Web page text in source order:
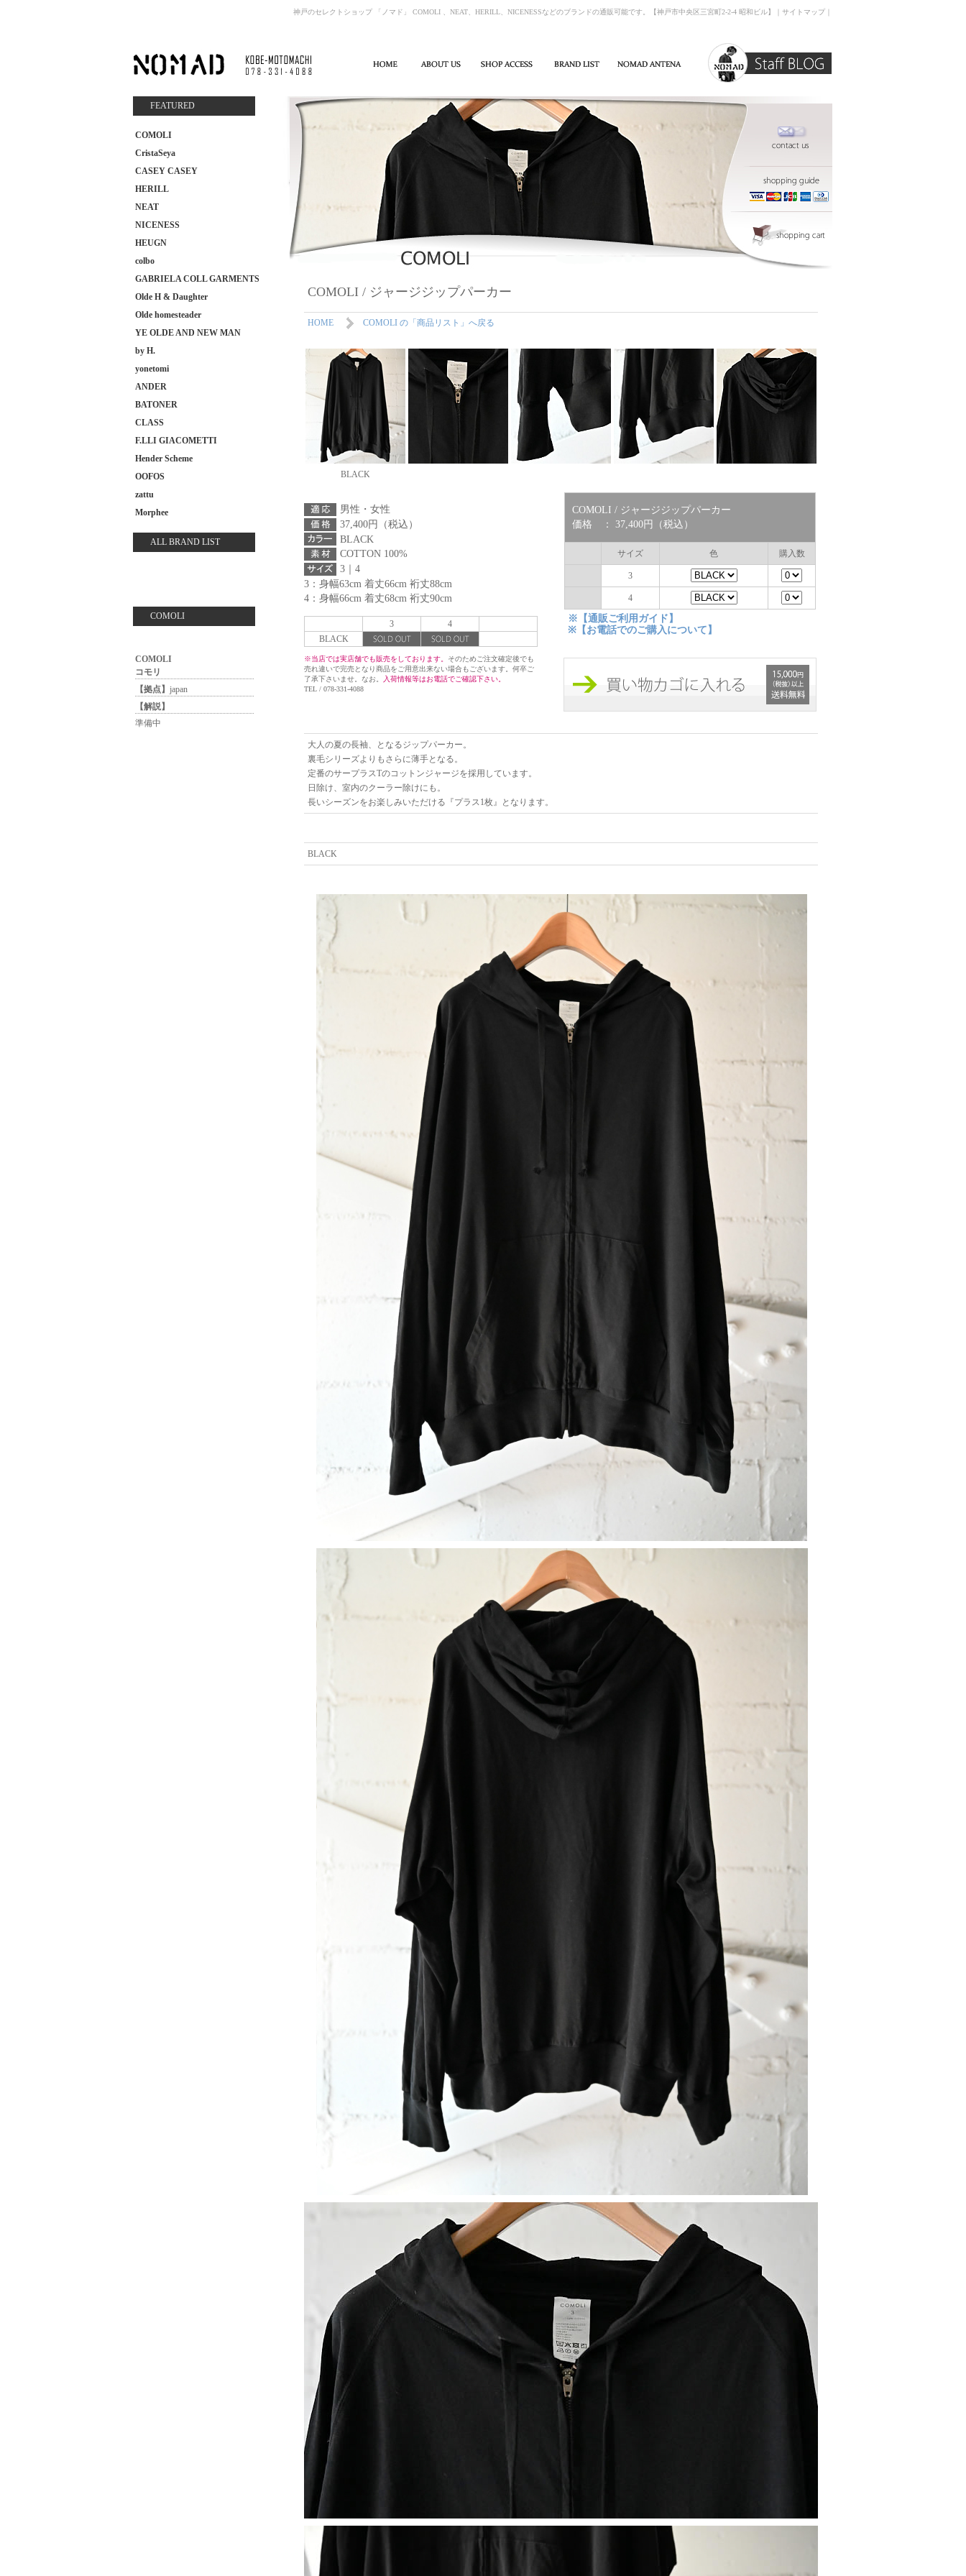
神戸のセレクトショップ 「ノマド」 COMOLI 、NEAT、HERILL、NICENESSなどのブランドの通販可能です。【神戸市中央区三宮町2-2-4 昭和ビル】｜ サイトマップ
FEATURED
COMOLI
CristaSeya
CASEY CASEY
HERILL
NEAT
NICENESS
HEUGN
colbo
GABRIELA COLL GARMENTS
Olde H & Daughter
Olde homesteader
YE OLDE AND NEW MAN
by H.
yonetomi
ANDER
BATONER
CLASS
F.LLI GIACOMETTI
Hender Scheme
OOFOS
zattu
Morphee
ALL BRAND LIST
COMOLI
COMOLI
コモリ
【拠点】 japan
【解説】
準備中
COMOLI / ジャージジップパーカー
HOME COMOLI の「商品リスト」へ戻る
BLACK
男性・女性
37,400円（税込）
BLACK
COTTON 100%
3｜4
3：身幅63cm 着丈66cm 裄丈88cm
4：身幅66cm 着丈68cm 裄丈90cm
3
4
BLACK
※当店では実店舗でも販売をしております。 そのためご注文確定後でも
売れ違いで完売となり商品をご用意出来ない場合もございます。何卒ご
了承下さいませ。なお。
入荷情報等はお電話でご確認下さい。
TEL / 078-331-4088
COMOLI / ジャージジップパーカー
価格 ： 37,400円（税込）
サイズ 色 購入数
3
4
※【通販ご利用ガイド】
※【お電話でのご購入について】
大人の夏の長袖、となるジップパーカー。
裏毛シリーズよりもさらに薄手となる。
定番のサープラスTのコットンジャージを採用しています。
日除け、室内のクーラー除けにも。
長いシーズンをお楽しみいただける『プラス1枚』となります。
BLACK